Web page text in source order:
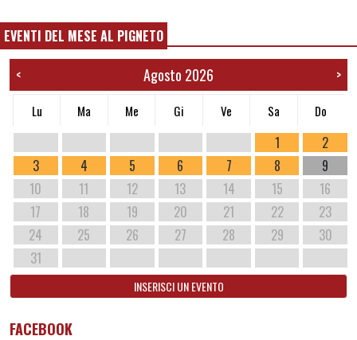
EVENTI DEL MESE AL PIGNETO
< Agosto 2026 >
Lu Ma Me Gi Ve Sa Do
1
2
3
4 5 6 7 8
9
10
11 12 13 14 15
16
17
18 19 20 21 22
23
24
25 26 27 28 29
30
31
INSERISCI UN EVENTO
FACEBOOK